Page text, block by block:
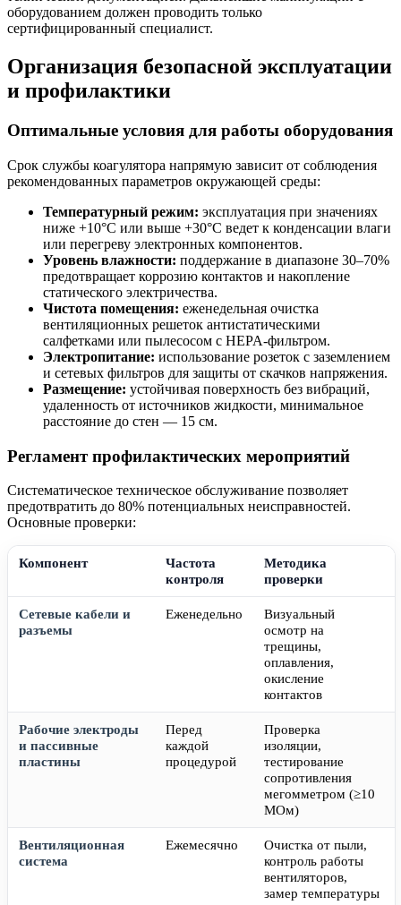
оборудованием должен проводить только
сертифицированный специалист.
Организация безопасной эксплуатации
и профилактики
Оптимальные условия для работы оборудования
Срок службы коагулятора напрямую зависит от соблюдения
рекомендованных параметров окружающей среды:
Температурный режим: эксплуатация при значениях
ниже +10°C или выше +30°C ведет к конденсации влаги
или перегреву электронных компонентов.
Уровень влажности: поддержание в диапазоне 30–70%
предотвращает коррозию контактов и накопление
статического электричества.
Чистота помещения: еженедельная очистка
вентиляционных решеток антистатическими
салфетками или пылесосом с HEPA-фильтром.
Электропитание: использование розеток с заземлением
и сетевых фильтров для защиты от скачков напряжения.
Размещение: устойчивая поверхность без вибраций,
удаленность от источников жидкости, минимальное
расстояние до стен — 15 см.
Регламент профилактических мероприятий
Систематическое техническое обслуживание позволяет
предотвратить до 80% потенциальных неисправностей.
Основные проверки:
Компонент
Частота
контроля
Методика
проверки
Сетевые кабели и
разъемы
Еженедельно
Визуальный
осмотр на
трещины,
оплавления,
окисление
контактов
Рабочие электроды
и пассивные
пластины
Перед
каждой
процедурой
Проверка
изоляции,
тестирование
сопротивления
мегомметром (≥10
МОм)
Вентиляционная
система
Ежемесячно
Очистка от пыли,
контроль работы
вентиляторов,
замер температуры